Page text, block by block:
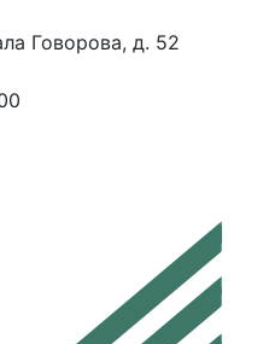
Говорова, д. 52